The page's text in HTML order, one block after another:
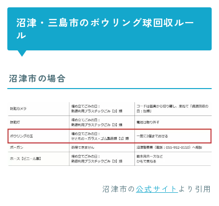
沼津・三島市のボウリング球回収ルー
ル
沼津市の場合
沼津市の公式サイト より引用